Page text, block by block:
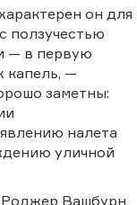
он для
ползучестью
— в первую
капель, —
заметны:
налета
уличной
Роджер Вашбурн